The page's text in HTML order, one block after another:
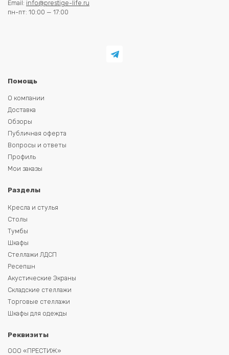
Email: info@prestige-life.ru
пн-пт: 10:00 — 17:00
Помощь
О компании
Доставка
Обзоры
Публичная оферта
Вопросы и ответы
Профиль
Мои заказы
Разделы
Кресла и стулья
Столы
Тумбы
Шкафы
Стеллажи ЛДСП
Ресепшн
Акустические Экраны
Складские стеллажи
Торговые стеллажи
Шкафы для одежды
Реквизиты
ООО «ПРЕСТИЖ»